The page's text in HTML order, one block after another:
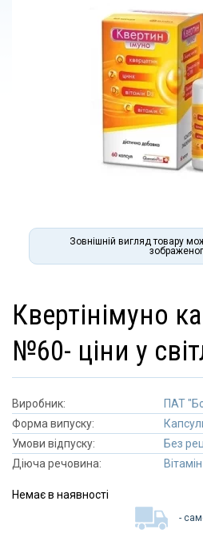
Зовнішній вигляд товару
квертінімуно капсули
№60- ціни у
Виробник:
ПАТ
Форма випуску:
Умови відпуску:
Без
Діюча речовина:
Немає в наявності
-